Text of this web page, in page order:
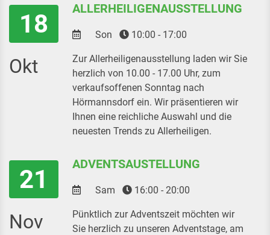
18
Okt
ALLERHEILIGENAUSSTELLUNG
Son 10:00 - 17:00
Zur Allerheiligenausstellung laden wir Sie
herzlich von 10.00 - 17.00 Uhr, zum
verkaufsoffenen Sonntag nach
Hörmannsdorf ein. Wir präsentieren wir
Ihnen eine reichliche Auswahl und die
neuesten Trends zu Allerheiligen.
21
Nov
ADVENTSAUSTELLUNG
Sam 16:00 - 20:00
Pünktlich zur Adventszeit möchten wir
Sie herzlich zu unseren Adventstage, am